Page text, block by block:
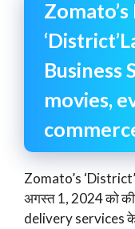
Business
movies,
commerce
Zomato’s
अगस्त 1, 2024 को
delivery services